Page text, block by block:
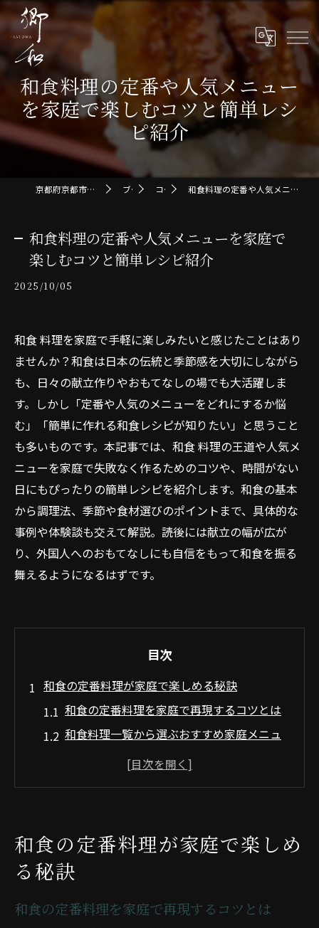
和食料理の定番や人気メニュー
を家庭で楽しむコツと簡単レシ
ピ紹介
京都府京都市の和食なら郷和-SATOWA- ブログ コラム 和食料理の定番や人気メニューを家庭で楽しむコツと簡単レシピ紹介
和食料理の定番や人気メニューを家庭で
楽しむコツと簡単レシピ紹介
2025/10/05
和食 料理を家庭で手軽に楽しみたいと感じたことはあり
ませんか？和食は日本の伝統と季節感を大切にしながら
も、日々の献立作りやおもてなしの場でも大活躍しま
す。しかし「定番や人気のメニューをどれにするか悩
む」「簡単に作れる和食レシピが知りたい」と思うこと
も多いものです。本記事では、和食 料理の王道や人気メ
ニューを家庭で失敗なく作るためのコツや、時間がない
日にもぴったりの簡単レシピを紹介します。和食の基本
から調理法、季節や食材選びのポイントまで、具体的な
事例や体験談も交えて解説。読後には献立の幅が広が
り、外国人へのおもてなしにも自信をもって和食を振る
舞えるようになるはずです。
目次
和食の定番料理が家庭で楽しめる秘訣
和食の定番料理を家庭で再現するコツとは
和食料理一覧から選ぶおすすめ家庭メニュ
夫
家庭料理として楽しむ和食の基本ポイント
旬の食材を取り入れた和食料理の魅力発見
和食の定番料理が家庭で楽しめ
る秘訣
和食の定番料理を家庭で再現するコツとは